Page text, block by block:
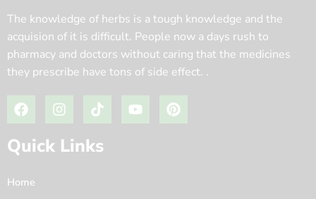
The knowledge of herbs is a tough knowledge and the
acquision of it is difficult. People now a days rush to
pharmacy and doctors without caring that the medicines
they prescribe have tons of side effect. .
Quick Links
Home